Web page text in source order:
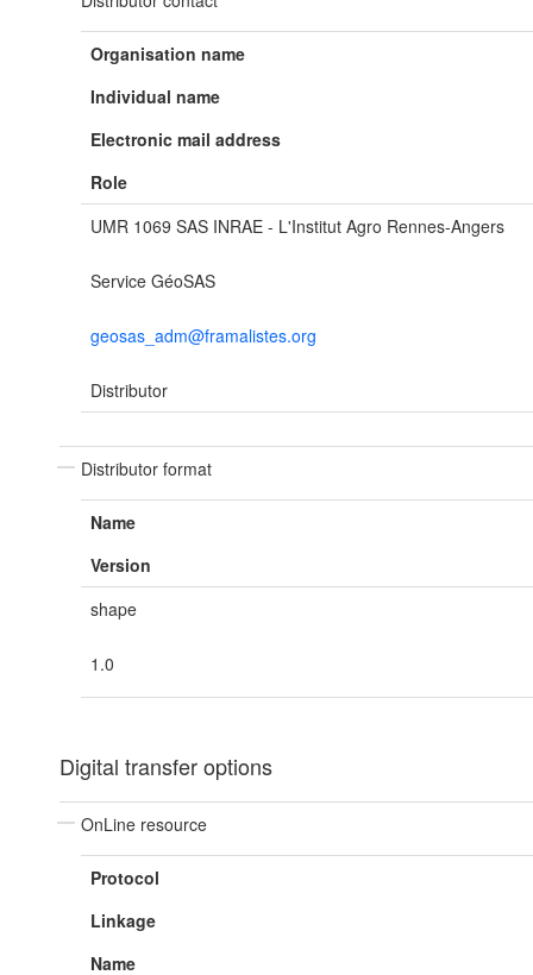
Organisation name
Individual name
Electronic mail address
Role
UMR 1069 SAS INRAE - L'Institut Agro Rennes-Angers
Service GéoSAS
geosas_adm@framalistes.org
Distributor
Distributor format
Name
Version
shape
1.0
Digital transfer options
OnLine resource
Protocol
Linkage
Name